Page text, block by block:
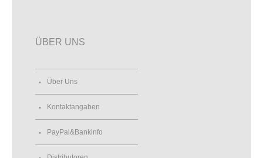
ÜBER UNS
Über Uns
Kontaktangaben
PayPal&Bankinfo